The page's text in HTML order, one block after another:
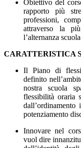
Obiettivo del
rapporto più
professioni,
attraverso la
l’alternanza
CARATTERISTICA
Il Piano di
definito
nostra scuola
flessibilità oraria
potenziamento
Innovare nel
vuol dire